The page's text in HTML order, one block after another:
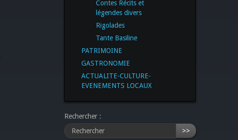
Contes Récits et
légendes divers
Rigolades
Tante Basiline
PATRIMOINE
GASTRONOMIE
ACTUALITE-CULTURE-
EVENEMENTS LOCAUX
Rechercher :
>>